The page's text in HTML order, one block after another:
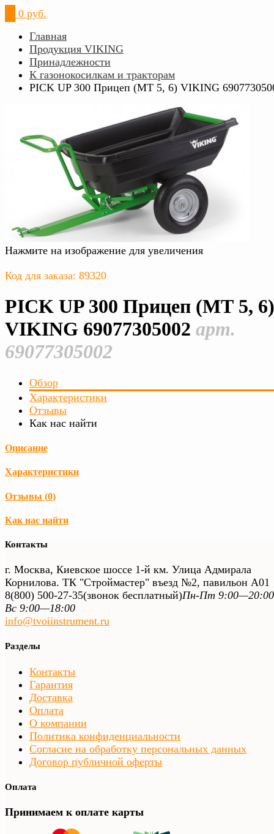
0 руб.
Главная
Продукция VIKING
Принадлежности
К газонокосилкам и тракторам
PICK UP 300 Прицеп (МТ 5, 6) VIKING
Нажмите на изображение для увеличения
Код для заказа: 89320
PICK UP 300 Прицеп (МТ 5, 6)
VIKING 69077305002 арт.
69077305002
Обзор
Характеристики
Отзывы
Как нас найти
Описание
Характеристики
Отзывы (0)
Как нас найти
Контакты
г. Москва, Киевское шоссе 1-й км. Улица Адмирала
Корнилова. ТК "Строймастер" въезд №2, павильон А01
8(800) 500-27-35(звонок бесплатный)Пн-Пт
Вс 9:00—18:00
info@tvoiinstrument.ru
Разделы
Контакты
Гарантия
Доставка
Оплата
О компании
Политика конфиденциальности
Согласие на обработку персональных данных
Договор публичной оферты
Оплата
Принимаем к оплате карты